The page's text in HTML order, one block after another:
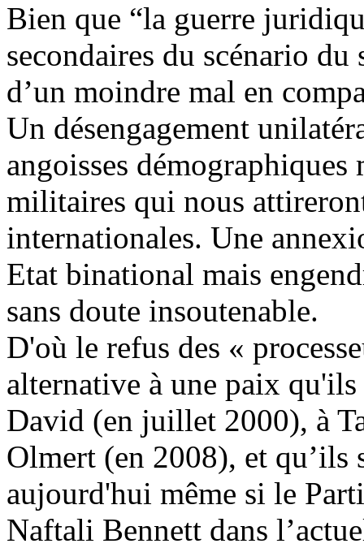
Bien que “la guerre
secondaires du scénario
d’un moindre mal en
Un désengagement
angoisses
militaires qui nous
internationales. Une
Etat binational mais
sans doute insoutenable.
D'où le refus des «
alternative à une paix
David (en juillet 2000), à
Olmert (en 2008), et qu’ils
aujourd'hui même si le
Naftali Bennett dans